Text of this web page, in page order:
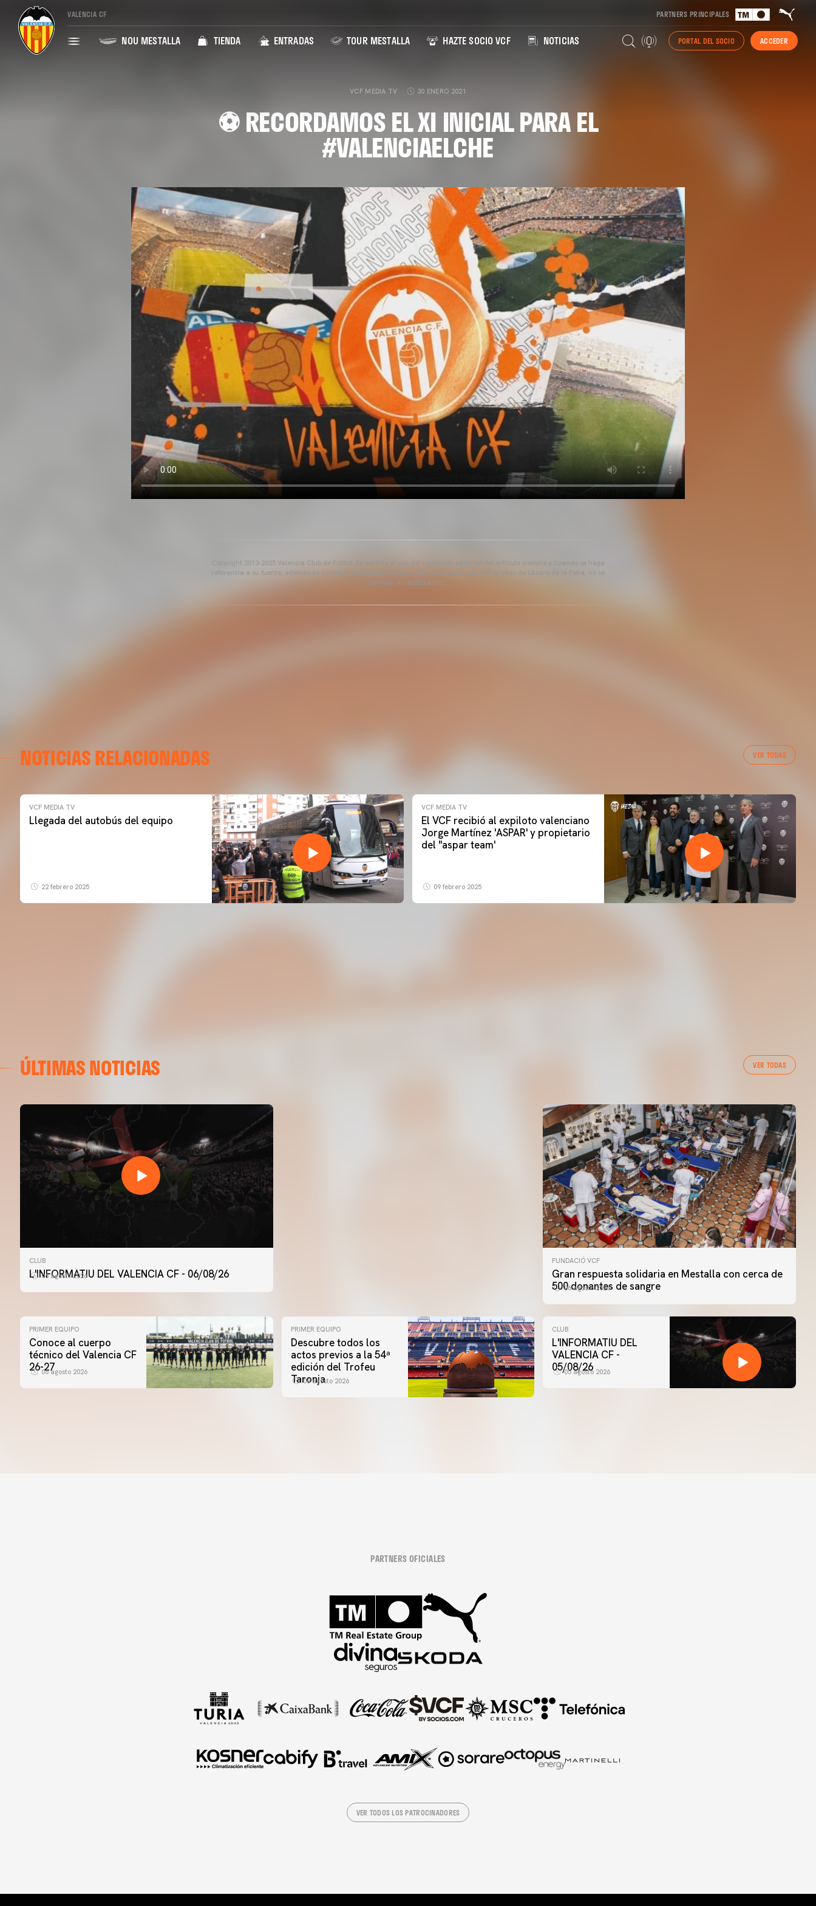
VALENCIA CF PARTNERS PRINCIPALES
NOU MESTALLA TIENDA ENTRADAS TOUR MESTALLA HAZTE SOCIO VCF NOTICIAS PORTAL DEL SOCIO ACCEDER
VCF MEDIA TV 30 ENERO 2021
⚽️ RECORDAMOS EL XI INICIAL PARA EL
#VALENCIAELCHE
Copyright 2013-2025 Valencia Club de Fútbol. Se permite el uso del contenido editorial del artículo siempre y cuando se haga
referencia a su fuente, además de contener el siguiente enlace: www.valenciacf.com. Fotografías de Lázaro de la Peña, no se
permite su reutilización.
NOTICIAS RELACIONADAS VER TODAS
VCF MEDIA TV
Llegada del autobús del equipo
22 febrero 2025
VCF MEDIA TV
El VCF recibió al expiloto valenciano
Jorge Martínez 'ASPAR' y propietario
del ''aspar team'
09 febrero 2025
ÚLTIMAS NOTICIAS VER TODAS
CLUB
L'INFORMATIU DEL VALENCIA CF - 06/08/26
06 agosto 2026
FUNDACIÓ VCF
Gran respuesta solidaria en Mestalla con cerca de
500 donantes de sangre
06 agosto 2026
PRIMER EQUIPO
Conoce al cuerpo
técnico del Valencia CF
26-27
06 agosto 2026
PRIMER EQUIPO
Descubre todos los
actos previos a la 54ª
edición del Trofeu
Taronja
06 agosto 2026
CLUB
L'INFORMATIU DEL
VALENCIA CF -
05/08/26
05 agosto 2026
PARTNERS OFICIALES
VER TODOS LOS PATROCINADORES